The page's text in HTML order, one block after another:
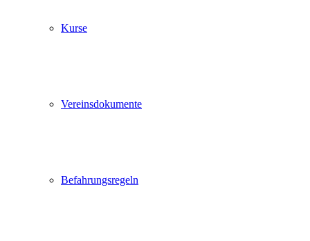
Kurse
Vereinsdokumente
Befahrungsregeln